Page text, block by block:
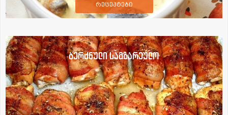
რეცეპტები
ბერძნული სამზარეულო